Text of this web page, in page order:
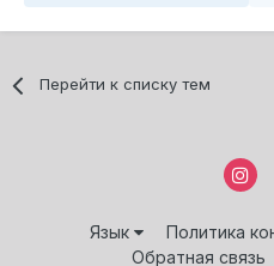
Перейти к списку тем
Язык
Политика
Обратная связь